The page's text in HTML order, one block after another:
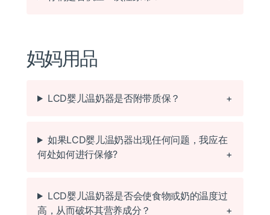
妈妈用品
LCD婴儿温奶器是否附带质保？
如果LCD婴儿温奶器出现任何问题，我应在
何处如何进行保修?
LCD婴儿温奶器是否会使食物或奶的温度过
高，从而破坏其营养成分？